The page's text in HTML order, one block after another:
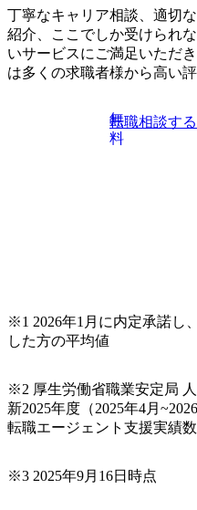
ケジューリング(優先順位付
クスキルが習得できている方
す。 ＜ITコンサルタント＞
の領域において、大手・ベ
に対する課題解決支援を行
模基幹システムにおける最
います。 生成AIなどの最新
の業務革新と効率化の実現
ご担当いただき、当社の社
徐々に対応範囲を広げてい
ルティング領域)から参画い
への企画提案、そして実行
だきます。 アジャイル開発
軟に取り入れながら改善サ
きます。 ● 勤務地 東京都渋谷区渋谷3丁目6-7 渋谷金王タワ
丁寧なキャリア相談、適切
紹介、ここでしか受けられ
いサービスにご満足いただ
は多くの求職者様から高い
無
料
転職相談する
※1 2026年1月に内定承諾し
した方の平均値
※2 厚生労働省職業安定局
新2025年度（2025年4月
転職エージェント支援実績
※3 2025年9月16日時点